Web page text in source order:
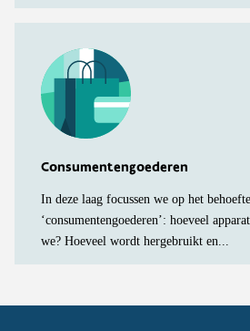
Consumenten­goederen
In deze laag focussen we op het
‘consumentengoederen’: hoeveel
we? Hoeveel wordt hergebruikt en...